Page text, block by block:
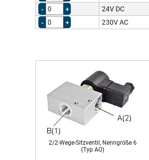
24V DC
230V AC
2/2-Wege-Sitzventil, Nenngröße 6
(Typ AO)